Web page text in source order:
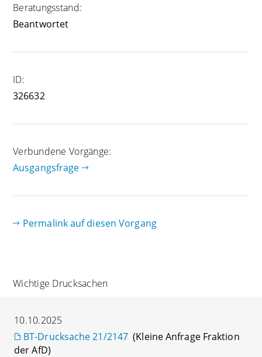
Beratungsstand:
Beantwortet
ID:
326632
Verbundene Vorgänge:
Ausgangsfrage
Permalink auf diesen Vorgang
Wichtige Drucksachen
10.10.2025
BT-Drucksache 21/2147 (Kleine Anfrage Fraktion
der AfD)